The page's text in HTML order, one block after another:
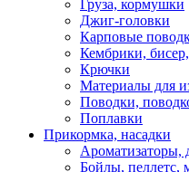
Груза, кормушки
Джиг-головки
Карповые
Кембрики,
Крючки
Материалы для
Поводки,
Поплавки
Прикормка, насадки
Ароматизаторы,
Бойлы, пеллетс,